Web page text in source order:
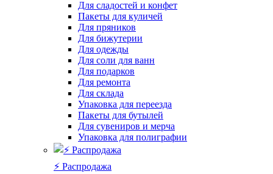
Для сладостей и конфет
Пакеты для куличей
Для пряников
Для бижутерии
Для одежды
Для соли для ванн
Для подарков
Для ремонта
Для склада
Упаковка для переезда
Пакеты для бутылей
Для сувениров и мерча
Упаковка для полиграфии
⚡️ Распродажа